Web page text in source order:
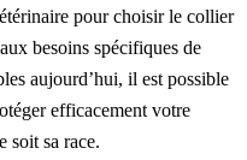
pour choisir le collier
besoins spécifiques de
aujourd’hui, il est possible
efficacement votre
soit sa race.